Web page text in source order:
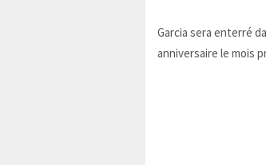
Garcia sera enterré
anniversaire le mois